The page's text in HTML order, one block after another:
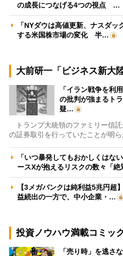
の成長につなげる4つの視点 …
「NYダウは高値更新、ナスダ
する米国株市場の変化 半…
大前研一「ビジネス新大
「イラン戦争を利
の批判が強まるト
疑…
トランプ大統領のファミリー信
の証券取引を行っていたことが明
「いつ暴発してもおかしくはな
ースXが抱えるリスクの数々「
【3メガバンクは純利益5兆円超
益続出の一方で、中小企業・…
投資ノウハウ満載コミッ
「売り時」を逃さ